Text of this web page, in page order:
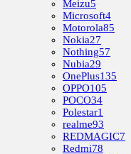
Meizu5
Microsoft4
Motorola85
Nokia27
Nothing57
Nubia29
OnePlus135
OPPO105
POCO34
Polestar1
realme93
REDMAGIC7
Redmi78